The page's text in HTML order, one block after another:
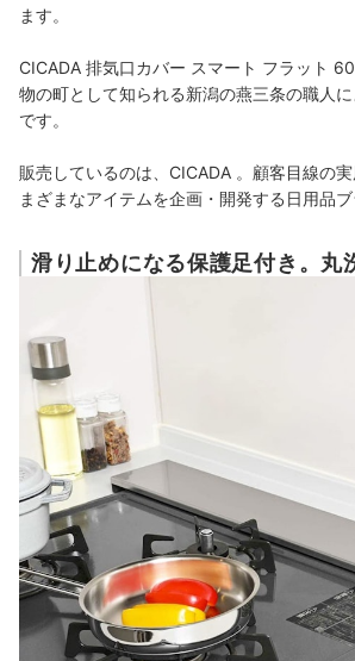
ます。
CICADA 排気口カバー スマート フラット
物の町として知られる新潟の燕三条の職人
です。
販売しているのは、CICADA 。顧客目線の
まざまなアイテムを企画・開発する日用品ブ
滑り止めになる保護足付き。丸